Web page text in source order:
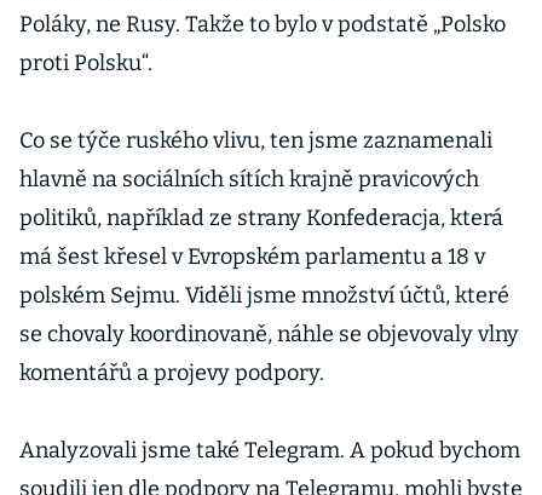
Poláky, ne Rusy. Takže to bylo v podstatě „Polsko
proti Polsku“.
Co se týče ruského vlivu, ten jsme zaznamenali
hlavně na sociálních sítích krajně pravicových
politiků, například ze strany Konfederacja, která
má šest křesel v Evropském parlamentu a 18 v
polském Sejmu. Viděli jsme množství účtů, které
se chovaly koordinovaně, náhle se objevovaly vlny
komentářů a projevy podpory.
Analyzovali jsme také Telegram. A pokud bychom
soudili jen dle podpory na Telegramu, mohli byste